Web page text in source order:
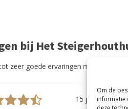
Om de
informatie
bij Het
zeer goede ervaringen met Het
15 juli 2025